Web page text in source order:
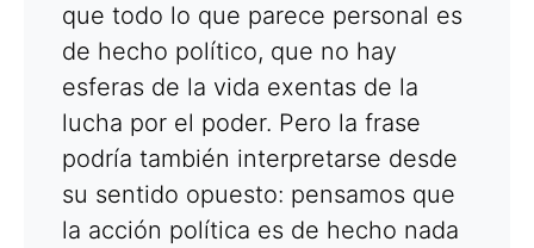
que todo lo que parece personal es
de hecho político, que no hay
esferas de la vida exentas de la
lucha por el poder. Pero la frase
podría también interpretarse desde
su sentido opuesto: pensamos que
la acción política es de hecho nada